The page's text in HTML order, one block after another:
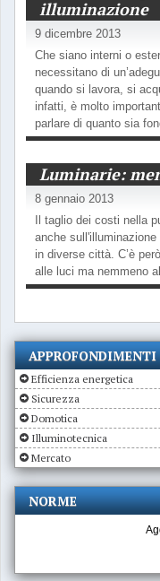
illuminazione
9 dicembre 2013
Che siano interni o
necessitano di
quando si lavora, si
infatti, è molto
parlare di quanto sia
Luminarie:
8 gennaio 2013
Il taglio dei costi nella
anche
in diverse città. C’è
alle luci ma nemmeno
APPROFONDIMENTI
Efficienza energetica
Sicurezza
Domotica
Illuminotecnica
Mercato
NORME